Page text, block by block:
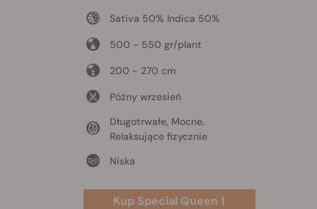
Sativa 50% Indica 50%
500 - 550 gr/plant
200 - 270 cm
Późny wrzesień
Długotrwałe, Mocne,
Relaksujące fizycznie
Niska
Kup Special Queen 1